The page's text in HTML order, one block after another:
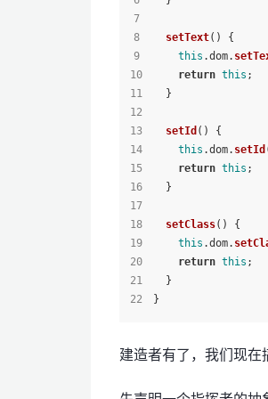
setText( ) {
this .dom.
return this ;
  }
setId ( ) {
this .dom. setId
return this ;
  }
setClass( ) {
this .dom.
return this ;
  }
}
建造者有了，我们现在